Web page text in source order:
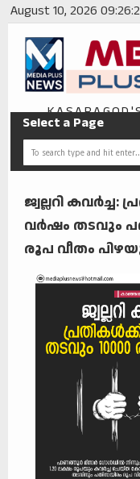
August 10, 2026
Select a Page
ജ്വല്ലറി കവര്‍ച്ച:
വര്‍ഷം തടവും
രൂപ വീതം